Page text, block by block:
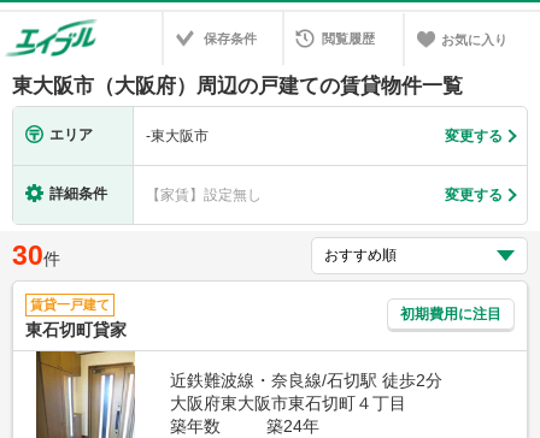
保存条件 閲覧履歴 お気に入り
東大阪市（大阪府）周辺の戸建ての賃貸物件一覧
エリア -東大阪市 変更する
詳細条件 【家賃】設定無し 変更する
30件
賃貸一戸建て
東石切町貸家
初期費用に注目
近鉄難波線・奈良線/石切駅 徒歩2分
大阪府東大阪市東石切町４丁目
築年数
築24年